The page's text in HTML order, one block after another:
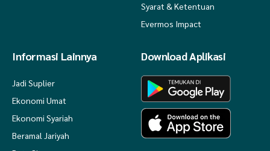
Syarat & Ketentuan
Evermos Impact
Informasi Lainnya
Jadi Suplier
Ekonomi Umat
Ekonomi Syariah
Beramal Jariyah
Download Aplikasi